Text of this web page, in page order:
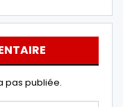
pas publiée.